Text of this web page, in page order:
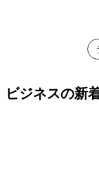
ビジネスの新